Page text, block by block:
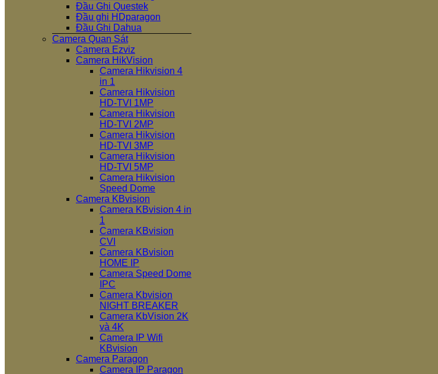
Đầu Ghi Questek
Đầu ghi HDparagon
Đầu Ghi Dahua
Camera Quan Sát
Camera Ezviz
Camera HikVision
Camera Hikvision 4
in 1
Camera Hikvision
HD-TVI 1MP
Camera Hikvision
HD-TVI 2MP
Camera Hikvision
HD-TVI 3MP
Camera Hikvision
HD-TVI 5MP
Camera Hikvision
Speed Dome
Camera KBvision
Camera KBvision 4 in
1
Camera KBvision
CVI
Camera KBvision
HOME IP
Camera Speed Dome
IPC
Camera Kbvision
NIGHT BREAKER
Camera KbVision 2K
và 4K
Camera IP Wifi
KBvision
Camera Paragon
Camera IP Paragon